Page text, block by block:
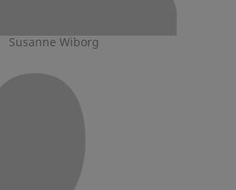
Susanne Wiborg